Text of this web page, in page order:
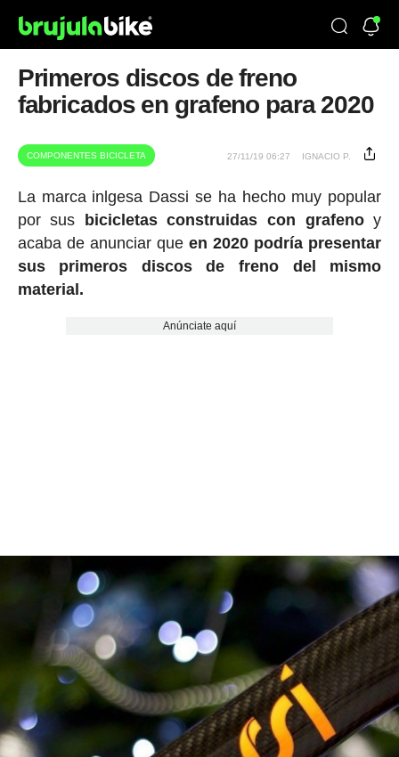
Primeros discos de freno
fabricados en grafeno para 2020
COMPONENTES BICICLETA 27/11/19 06:27 IGNACIO P.
La marca inlgesa Dassi se ha hecho muy popular
por sus
bicicletas construidas con grafenoy
acaba de anunciar queen 2020 podría presentar
sus primeros discos de freno del mismo
material.
Anúnciate aquí